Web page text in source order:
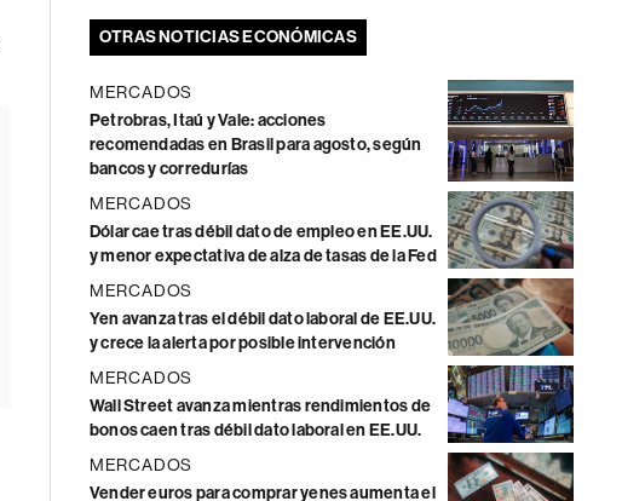
OTRAS NOTICIAS ECONÓMICAS
MERCADOS
Petrobras, Itaú y Vale: acciones
recomendadas en Brasil para agosto, según
bancos y corredurías
MERCADOS
Dólar cae tras débil dato de empleo en EE.UU.
y menor expectativa de alza de tasas de la Fed
MERCADOS
Yen avanza tras el débil dato laboral de EE.UU.
y crece la alerta por posible intervención
MERCADOS
Wall Street avanza mientras rendimientos de
bonos caen tras débil dato laboral en EE.UU.
MERCADOS
Vender euros para comprar yenes aumenta el